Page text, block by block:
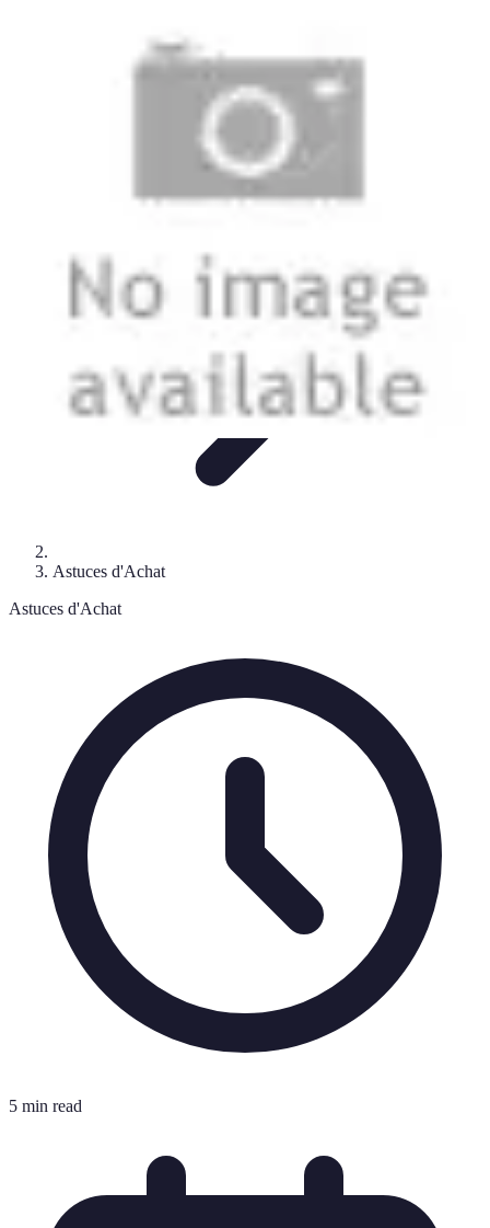
Astuces d'Achat
Ordinateurs & Portables
Astuces d'Achat
Astuces d'Achat
5 min read